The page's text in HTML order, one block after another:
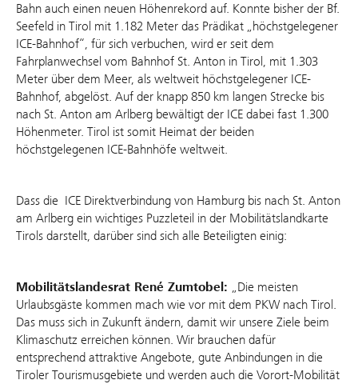
Bahn auch einen neuen Höhenrekord auf. Konnte bisher der Bf.
Seefeld in Tirol mit 1.182 Meter das Prädikat „höchstgelegener
ICE-Bahnhof“, für sich verbuchen, wird er seit dem
Fahrplanwechsel vom Bahnhof St. Anton in Tirol, mit 1.303
Meter über dem Meer, als weltweit höchstgelegener ICE-
Bahnhof, abgelöst. Auf der knapp 850 km langen Strecke bis
nach St. Anton am Arlberg bewältigt der ICE dabei fast 1.300
Höhenmeter. Tirol ist somit Heimat der beiden
höchstgelegenen ICE-Bahnhöfe weltweit.
Dass die ICE Direktverbindung von Hamburg bis nach St. Anton
am Arlberg ein wichtiges Puzzleteil in der Mobilitätslandkarte
Tirols darstellt, darüber sind sich alle Beteiligten einig:
Mobilitätslandesrat René Zumtobel: „Die meisten
Urlaubsgäste kommen mach wie vor mit dem PKW nach Tirol.
Das muss sich in Zukunft ändern, damit wir unsere Ziele beim
Klimaschutz erreichen können. Wir brauchen dafür
entsprechend attraktive Angebote, gute Anbindungen in die
Tiroler Tourismusgebiete und werden auch die Vorort-Mobilität